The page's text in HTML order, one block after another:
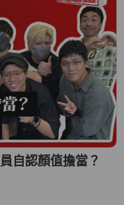
自認顏值擔當？